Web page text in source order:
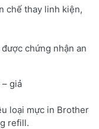
chế thay linh kiện,
chứng nhận an
giả
loại mực in Brother
refill.